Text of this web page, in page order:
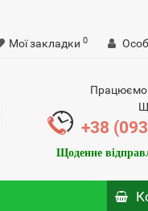
Мої закладки 0
Працюємо
+38
Щоденне